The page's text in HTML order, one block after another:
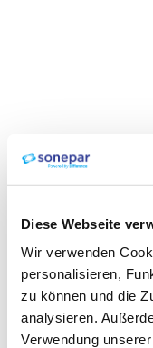
Diese Webseite
Wir verwenden
personalisieren,
zu können und die
analysieren.
Verwendung